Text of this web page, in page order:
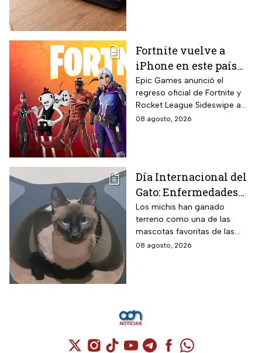
Fortnite vuelve a
iPhone en este país
latinoamericano tras
acuerdo oficial con
Apple en 2026
Epic Games anunció el
regreso oficial de Fortnite y
Rocket League Sideswipe a
iPhones ubicados en Brasil
Apple en junio a las reglas de
su App Store brasileña para
cumplir con requisitos de las
autoridades locales.
08 agosto, 2026
Día Internacional del
Gato: Enfermedades
más comunes y cómo
cuidar a estos felinos
Los michis han ganado
terreno como una de las
mascotas favoritas de las
familias mexicanas y hoy 8 de
08 agosto, 2026
Cuenta de X / Twitter (se abre en una
Cuenta de Instagram (se abre en una
Cuenta de TikTok (se abre en
Cuenta de YouTube (se abre
Cuenta de Telegram (se
Cuenta de
Cuenta de